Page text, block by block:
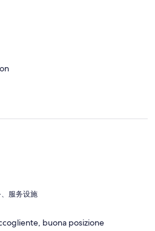
服务设施
buona posizione